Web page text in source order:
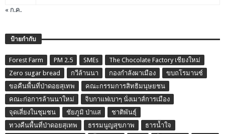
« ก.ค.
ป้ายกำกับ
Forest Farm PM 2.5 SMEs
The Chocolate Factory เชียงใหม่
Zero sugar bread
กวีล้านนา กองกำลังผาเมือง
ขบถโรมานซ์
ขอคืนพื้นที่ป่าดอยสุเทพ
คณะกรรมการสิทธิมนุษยชน
คณะก่อการล้านนาใหม่
จิบกาแฟเบาๆ นั่งเมาส์การเมือง
จุดเสี่ยงในชุมชน
ชัยภูมิ ป่าแส
ชาติพันธุ์
ทวงคืนพื้นที่ป่าดอยสุเทพ
ธรรมนูญสุขภาพ
ธารน้ำใจ